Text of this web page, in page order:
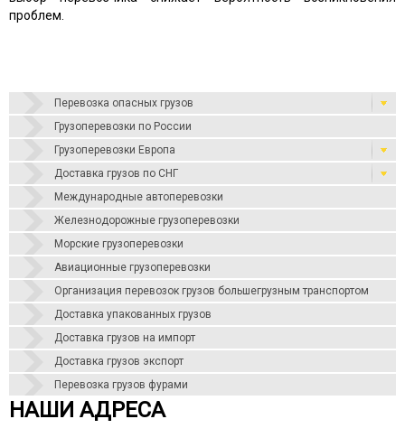
Перевозка опасных грузов
Грузоперевозки по России
Грузоперевозки Европа
Доставка грузов по СНГ
Международные автоперевозки
Железнодорожные грузоперевозки
Морские грузоперевозки
Авиационные грузоперевозки
Организация перевозок грузов большегрузным транспортом
Доставка упакованных грузов
Доставка грузов на импорт
Доставка грузов экспорт
Перевозка грузов фурами
проблем.
НАШИ АДРЕСА